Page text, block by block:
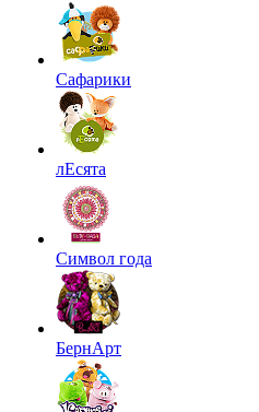
Сафарики
лЕсята
Символ года
БернАрт